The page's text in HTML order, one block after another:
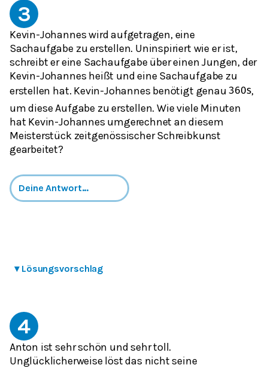
3
Kevin-Johannes wird aufgetragen, eine
Sachaufgabe zu erstellen. Uninspiriert wie er ist,
schreibt er eine Sachaufgabe über einen Jungen, der
Kevin-Johannes heißt und eine Sachaufgabe zu
erstellen hat. Kevin-Johannes benötigt genau360s,
um diese Aufgabe zu erstellen. Wie viele Minuten
hat Kevin-Johannes umgerechnet an diesem
Meisterstück zeitgenössischer Schreibkunst
gearbeitet?
▾ Lösungsvorschlag
4
Anton ist sehr schön und sehr toll.
Unglücklicherweise löst das nicht seine